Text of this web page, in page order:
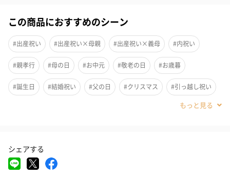
この商品におすすめのシーン
#出産祝い #出産祝い×母親 #出産祝い×義母 #内祝い
#親孝行 #母の日 #お中元 #敬老の日 #お歳暮
#誕生日 #結婚祝い #父の日 #クリスマス #引っ越し祝い
#母親
#取引先女性
#40代 #20代後半
シェアする